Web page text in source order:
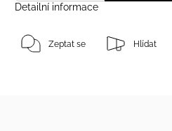
Detailní informace
Zeptat se Hlídat